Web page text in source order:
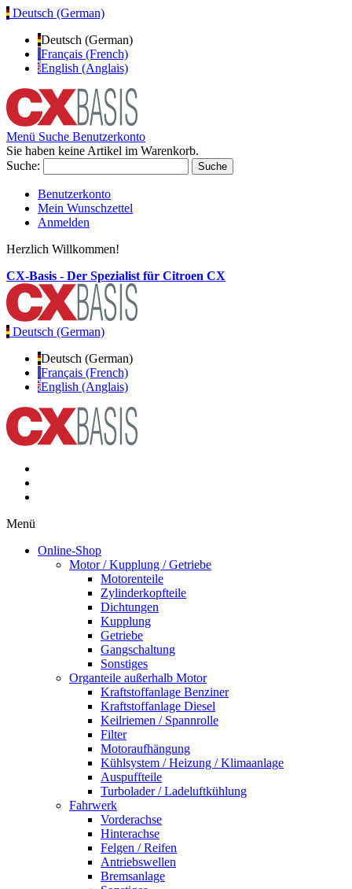
Deutsch (German)
Deutsch (German)
Français (French)
English (Anglais)
Menü Suche Benutzerkonto
Sie haben keine Artikel im Warenkorb.
Suche:
Suche
Benutzerkonto
Mein Wunschzettel
Anmelden
Herzlich Willkommen!
CX-Basis - Der Spezialist für Citroen CX
Deutsch (German)
Deutsch (German)
Français (French)
English (Anglais)
Menü
Online-Shop
Motor / Kupplung / Getriebe
Motorenteile
Zylinderkopfteile
Dichtungen
Kupplung
Getriebe
Gangschaltung
Sonstiges
Organteile außerhalb Motor
Kraftstoffanlage Benziner
Kraftstoffanlage Diesel
Keilriemen / Spannrolle
Filter
Motoraufhängung
Kühlsystem / Heizung / Klimaanlage
Auspuffteile
Turbolader / Ladeluftkühlung
Fahrwerk
Vorderachse
Hinterachse
Felgen / Reifen
Antriebswellen
Bremsanlage